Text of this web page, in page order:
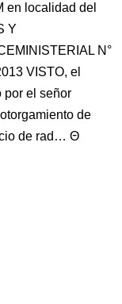
en localidad del
Y
N°
VISTO, el
por el señor
de
de rad…